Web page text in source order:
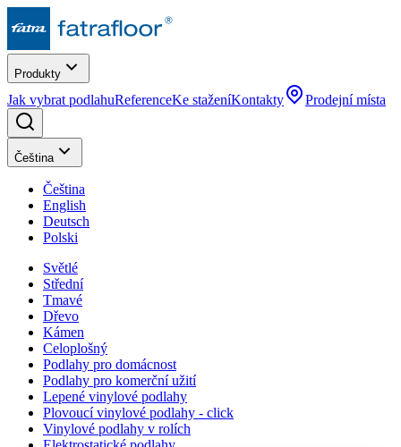
Produkty
Jak vybrat podlahuReferenceKe staženíKontakty Prodejní místa
Čeština
Čeština
English
Deutsch
Polski
Světlé
Střední
Tmavé
Dřevo
Kámen
Celoplošný
Podlahy pro domácnost
Podlahy pro komerční užití
Lepené vinylové podlahy
Plovoucí vinylové podlahy - click
Vinylové podlahy v rolích